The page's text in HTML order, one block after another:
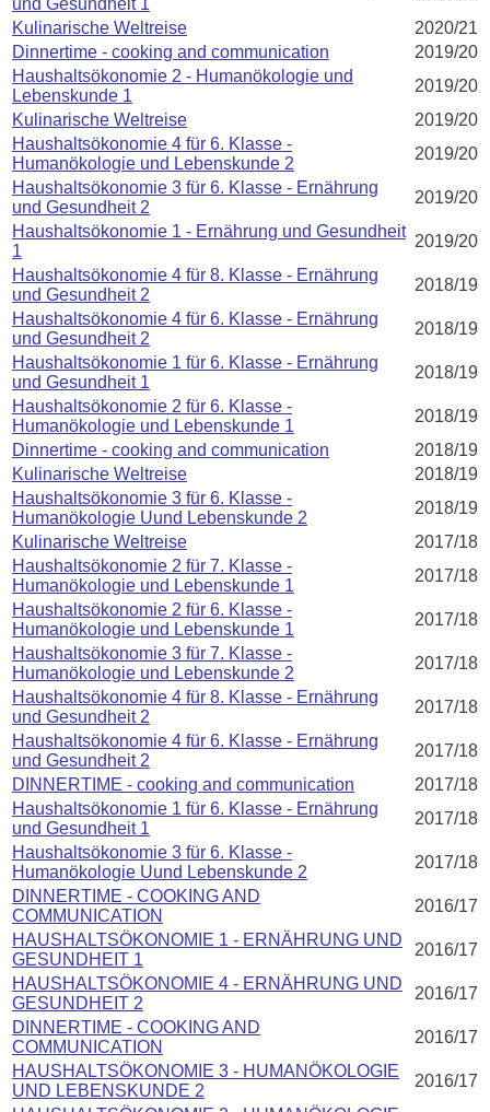
Kulinarische Weltreise
2020/21
Dinnertime - cooking and communication
2019/20
Haushaltsökonomie 2 - Humanökologie und
Lebenskunde 1
2019/20
Kulinarische Weltreise
2019/20
Haushaltsökonomie 4 für 6. Klasse -
Humanökologie und Lebenskunde 2
2019/20
Haushaltsökonomie 3 für 6. Klasse - Ernährung
und Gesundheit 2
2019/20
Haushaltsökonomie 1 - Ernährung und Gesundheit
1
2019/20
Haushaltsökonomie 4 für 8. Klasse - Ernährung
und Gesundheit 2
2018/19
Haushaltsökonomie 4 für 6. Klasse - Ernährung
und Gesundheit 2
2018/19
Haushaltsökonomie 1 für 6. Klasse - Ernährung
und Gesundheit 1
2018/19
Haushaltsökonomie 2 für 6. Klasse -
Humanökologie und Lebenskunde 1
2018/19
Dinnertime - cooking and communication
2018/19
Kulinarische Weltreise
2018/19
Haushaltsökonomie 3 für 6. Klasse -
Humanökologie Uund Lebenskunde 2
2018/19
Kulinarische Weltreise
2017/18
Haushaltsökonomie 2 für 7. Klasse -
Humanökologie und Lebenskunde 1
2017/18
Haushaltsökonomie 2 für 6. Klasse -
Humanökologie und Lebenskunde 1
2017/18
Haushaltsökonomie 3 für 7. Klasse -
Humanökologie und Lebenskunde 2
2017/18
Haushaltsökonomie 4 für 8. Klasse - Ernährung
und Gesundheit 2
2017/18
Haushaltsökonomie 4 für 6. Klasse - Ernährung
und Gesundheit 2
2017/18
DINNERTIME - cooking and communication
2017/18
Haushaltsökonomie 1 für 6. Klasse - Ernährung
und Gesundheit 1
2017/18
Haushaltsökonomie 3 für 6. Klasse -
Humanökologie Uund Lebenskunde 2
2017/18
DINNERTIME - COOKING AND
COMMUNICATION
2016/17
HAUSHALTSÖKONOMIE 1 - ERNÄHRUNG UND
GESUNDHEIT 1
2016/17
HAUSHALTSÖKONOMIE 4 - ERNÄHRUNG UND
GESUNDHEIT 2
2016/17
DINNERTIME - COOKING AND
COMMUNICATION
2016/17
HAUSHALTSÖKONOMIE 3 - HUMANÖKOLOGIE
UND LEBENSKUNDE 2
2016/17